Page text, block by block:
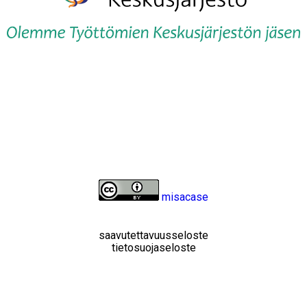
misacase
saavutettavuusseloste
tietosuojaseloste